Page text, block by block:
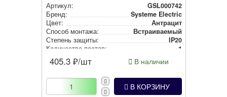
Артикул:
GSL000742
Бренд:
Systeme Electric
Цвет:
Антрацит
Способ монтажа:
Встра­ива­емый
Степень защиты:
IP20
Количество постов:
1
405.3 ₽/шт В наличии
В КОРЗИНУ